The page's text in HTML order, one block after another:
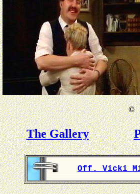
©
The Gallery
Off. Vicki